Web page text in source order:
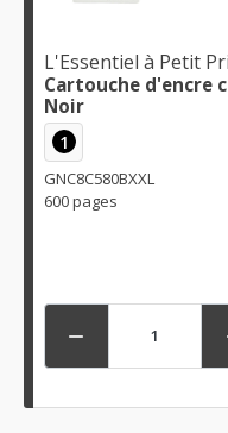
L'Essentiel à Petit
Cartouche d'encre
Noir
1
GNC8C580BXXL
600 pages
